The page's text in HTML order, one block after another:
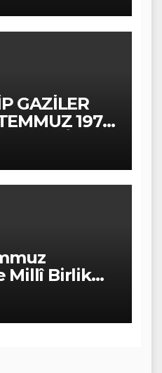
GAZİLER
1974
Millî Birlik
Anıldı